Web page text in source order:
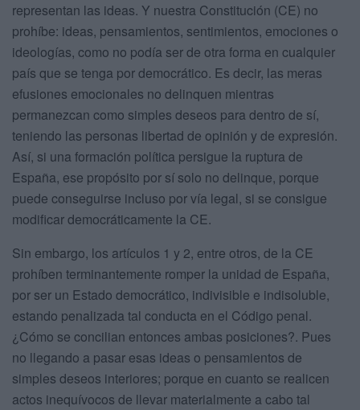
representan las ideas. Y nuestra Constitución (CE) no
prohíbe: ideas, pensamientos, sentimientos, emociones o
ideologías, como no podía ser de otra forma en cualquier
país que se tenga por democrático. Es decir, las meras
efusiones emocionales no delinquen mientras
permanezcan como simples deseos para dentro de sí,
teniendo las personas libertad de opinión y de expresión.
Así, si una formación política persigue la ruptura de
España, ese propósito por sí solo no delinque, porque
puede conseguirse incluso por vía legal, si se consigue
modificar democráticamente la CE.
Sin embargo, los artículos 1 y 2, entre otros, de la CE
prohíben terminantemente romper la unidad de España,
por ser un Estado democrático, indivisible e indisoluble,
estando penalizada tal conducta en el Código penal.
¿Cómo se concilian entonces ambas posiciones?. Pues
no llegando a pasar esas ideas o pensamientos de
simples deseos interiores; porque en cuanto se realicen
actos inequívocos de llevar materialmente a cabo tal